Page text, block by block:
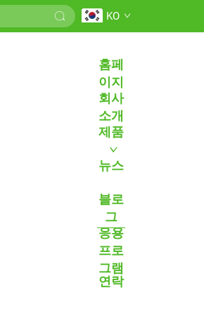
KO
홈페
이지
회사
소개
제품
뉴스
블로
그
응용
프로
그램
연락